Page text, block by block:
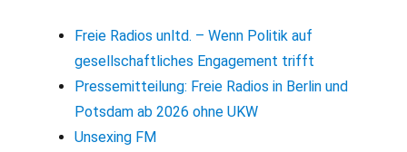
Freie Radios unltd. – Wenn Politik auf
gesellschaftliches Engagement trifft
Pressemitteilung: Freie Radios in Berlin und
Potsdam ab 2026 ohne UKW
Unsexing FM